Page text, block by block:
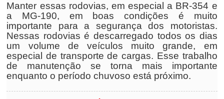
Manter essas rodovias, em especial a BR-354 e
a MG-190, em boas condições é muito
importante para a segurança dos motoristas.
Nessas rodovias é descarregado todos os dias
um volume de veículos muito grande, em
especial de transporte de cargas. Esse trabalho
de manutenção se torna mais importante
enquanto o período chuvoso está próximo.